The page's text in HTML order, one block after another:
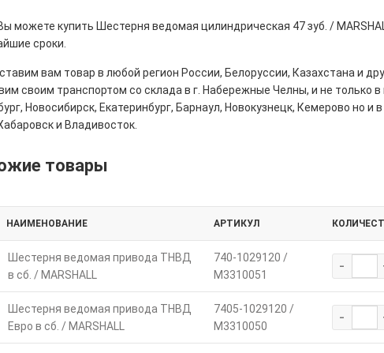
можете купить Шестерня ведомая цилиндрическая 47 зуб. /
сроки.
вам товар в любой регион России, Белоруссии, Казахстана и
своим транспортом со склада в г. Набережные Челны, и не только
Новосибирск, Екатеринбург, Барнаул, Новокузнецк, Кемерово но и
и Владивосток.
товары
НАИМЕНОВАНИЕ АРТИКУЛ
Шестерня ведомая привода ТНВД
в сб. / MARSHALL
740-1029120 /
M3310051
-
Шестерня ведомая привода ТНВД
Евро в сб. / MARSHALL
7405-1029120 /
M3310050
-